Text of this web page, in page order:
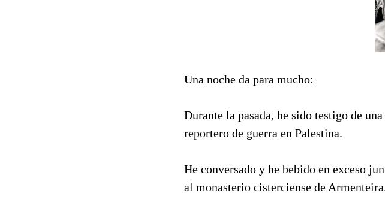
Una noche da para mucho:
Durante la pasada, he sido testigo de
reportero de guerra en Palestina.
He conversado y he bebido en exceso
al monasterio cisterciense de